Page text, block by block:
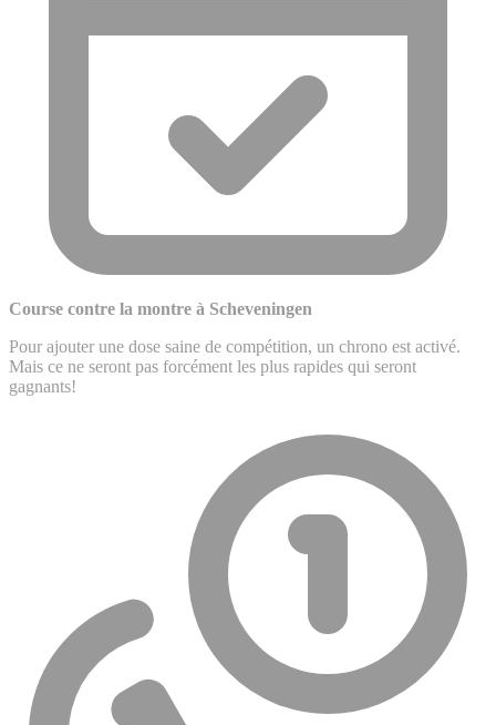
Course contre la montre à Scheveningen
Pour ajouter une dose saine de compétition, un chrono est activé.
Mais ce ne seront pas forcément les plus rapides qui seront
gagnants!